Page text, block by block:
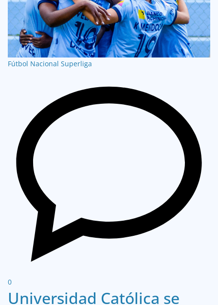
Fútbol Nacional Superliga
0
Universidad Católica se